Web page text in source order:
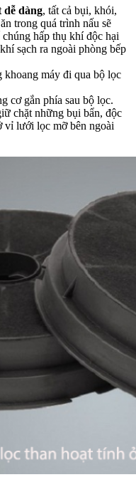
dàng, tất cả bụi, khói,
trong quá trình nấu sẽ
hấp thụ khí độc hại
sạch ra ngoài phòng bếp
máy đi qua bộ lọc
cơ gắn phía sau bộ lọc.
chặt những bụi bẩn, độc
vỉ lưới lọc mỡ bên ngoài